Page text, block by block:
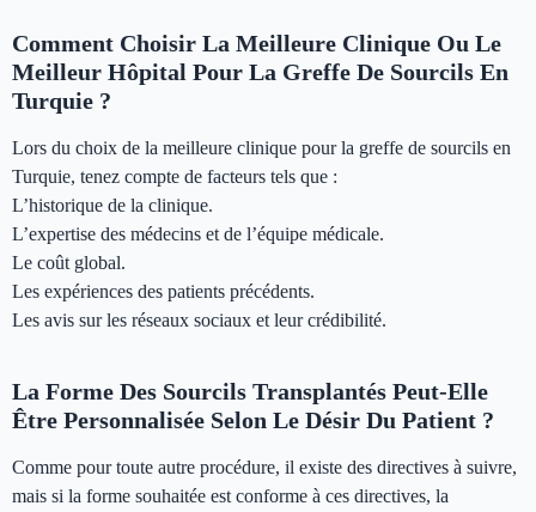
Comment Choisir La Meilleure Clinique Ou Le
Meilleur Hôpital Pour La Greffe De Sourcils En
Turquie ?
Lors du choix de la meilleure clinique pour la greffe de sourcils en
Turquie, tenez compte de facteurs tels que :
L’historique de la clinique.
L’expertise des médecins et de l’équipe médicale.
Le coût global.
Les expériences des patients précédents.
Les avis sur les réseaux sociaux et leur crédibilité.
La Forme Des Sourcils Transplantés Peut-Elle
Être Personnalisée Selon Le Désir Du Patient ?
Comme pour toute autre procédure, il existe des directives à suivre,
mais si la forme souhaitée est conforme à ces directives, la